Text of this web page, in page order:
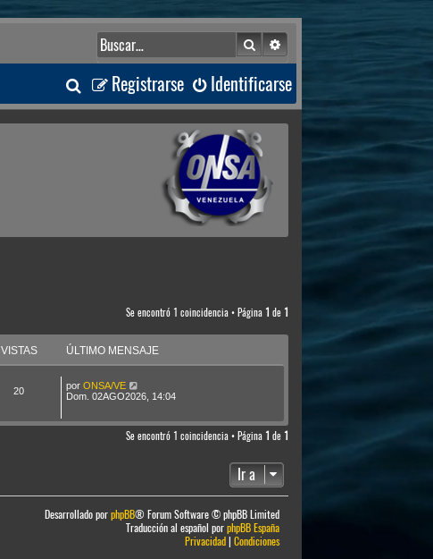
BuscarBúsqueda avanzada
Identificarse
Registrarse
B
u
a
Se encontró 1 coincidencia • Página 1 de 1
VISTAS ÚLTIMO MENSAJE
20 por ONSA/VE
Dom. 02AGO2026, 14:04
Se encontró 1 coincidencia • Página 1 de 1
Ir a
Desarrollado porphpBB® Forum Software © phpBB Limited
Traducción al español porphpBB España
Privacidad| Condiciones